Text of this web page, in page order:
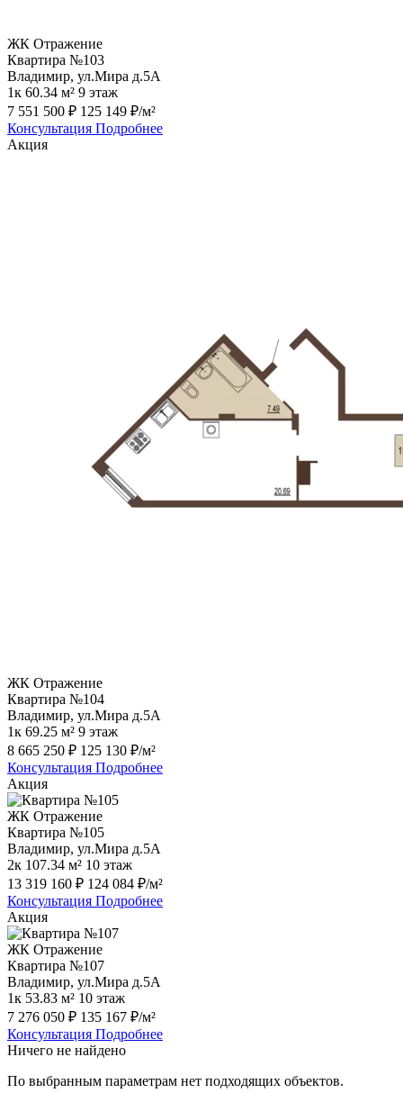
ЖК Отражение
Квартира №103
Владимир, ул.Мира д.5А
1к 60.34 м² 9 этаж
7 551 500 ₽ 125 149 ₽/м²
Консультация Подробнее
Акция
ЖК Отражение
Квартира №104
Владимир, ул.Мира д.5А
1к 69.25 м² 9 этаж
8 665 250 ₽ 125 130 ₽/м²
Консультация Подробнее
Акция
ЖК Отражение
Квартира №105
Владимир, ул.Мира д.5А
2к 107.34 м² 10 этаж
13 319 160 ₽ 124 084 ₽/м²
Консультация Подробнее
Акция
ЖК Отражение
Квартира №107
Владимир, ул.Мира д.5А
1к 53.83 м² 10 этаж
7 276 050 ₽ 135 167 ₽/м²
Консультация Подробнее
Ничего не найдено
По выбранным параметрам нет подходящих объектов.